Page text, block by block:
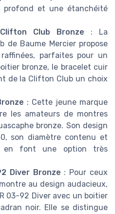
et une étanchéité
Club Bronze : La
de Baume Mercier propose
parfaites pour un
bronze, le bracelet cuir
de la Clifton Club un choix
: Cette jeune marque
les amateurs de montres
bronze. Son design
son diamètre contenu et
en font une option très
Diver Bronze : Pour ceux
au design audacieux,
03-92 Diver avec un boitier
noir. Elle se distingue